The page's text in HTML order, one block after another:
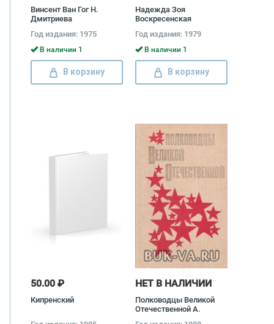
Винсент Ван Гог Н.
Дмитриева
Год издания: 1975
В наличии 1
В корзину
Надежда Зоя
Воскресенская
Год издания: 1979
В наличии 1
В корзину
50.00 ₽
Кипренский
НЕТ В НАЛИЧИИ
Полководцы Великой
Отечественной А.